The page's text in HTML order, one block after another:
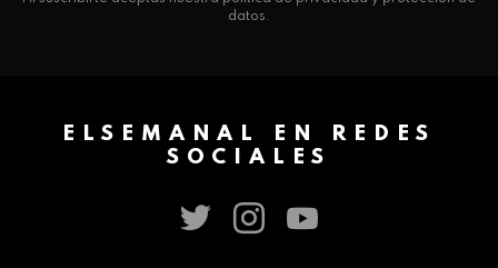
datos.
ELSEMANAL EN REDES
SOCIALES